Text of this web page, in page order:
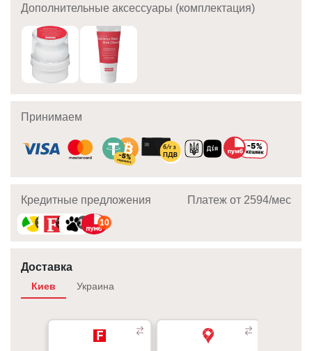
Дополнительные аксессуары (комплектация)
Принимаем
Кредитные предложения Платеж от 2594/мec
10 10 10 10
Доставка
Киев Украина